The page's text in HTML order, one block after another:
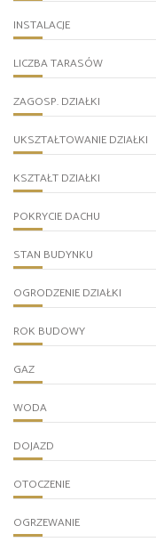
INSTALACJE
LICZBA TARASÓW
ZAGOSP. DZIAŁKI
UKSZTAŁTOWANIE DZIAŁKI
KSZTAŁT DZIAŁKI
POKRYCIE DACHU
STAN BUDYNKU
OGRODZENIE DZIAŁKI
ROK BUDOWY
GAZ
WODA
DOJAZD
OTOCZENIE
OGRZEWANIE